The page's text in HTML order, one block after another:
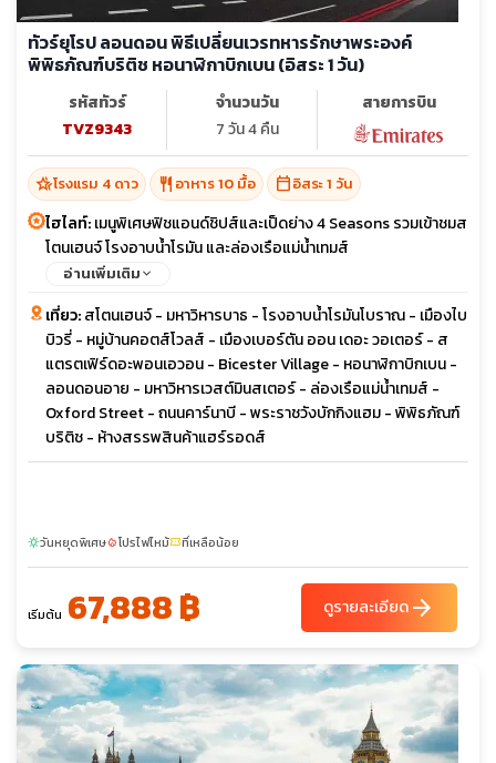
ทัวร์ยุโรป ลอนดอน พิธีเปลี่ยนเวรทหารรักษาพระองค์
พิพิธภัณฑ์บริติช หอนาฬิกาบิกเบน (อิสระ 1 วัน)
รหัสทัวร์
TVZ9343
จำนวนวัน
7 วัน 4 คืน
สายการบิน
hotel_classโรงแรม 4 ดาว restaurant อาหาร 10 มื้อ calendar_todayอิสระ 1 วัน
ไฮไลท์:เมนูพิเศษฟิชแอนด์ชิปส์และเป็ดย่าง 4 Seasons รวมเข้าชมส
โตนเฮนจ์ โรงอาบน้ำโรมัน และล่องเรือแม่น้ำเทมส์
อ่านเพิ่มเติม
เที่ยว:สโตนเฮนจ์ - มหาวิหารบาธ - โรงอาบน้ำโรมันโบราณ - เมืองไบ
บิวรี่ - หมู่บ้านคอตส์โวลส์ - เมืองเบอร์ตัน ออน เดอะ วอเตอร์ - ส
แตรตเฟิร์ดอะพอนเอวอน - Bicester Village - หอนาฬิกาบิกเบน -
ลอนดอนอาย - มหาวิหารเวสต์มินสเตอร์ - ล่องเรือแม่น้ำเทมส์ -
Oxford Street - ถนนคาร์นาบี - พระราชวังบักกิงแฮม - พิพิธภัณฑ์
บริติช - ห้างสรรพสินค้าแฮร์รอดส์
sunnyวันหยุดพิเศษlocal_fire_departmentโปรไฟไหม้confirmation_numberที่เหลือน้อย
เริ่มต้น 67,888 ฿ ดูรายละเอียดarrow_forward